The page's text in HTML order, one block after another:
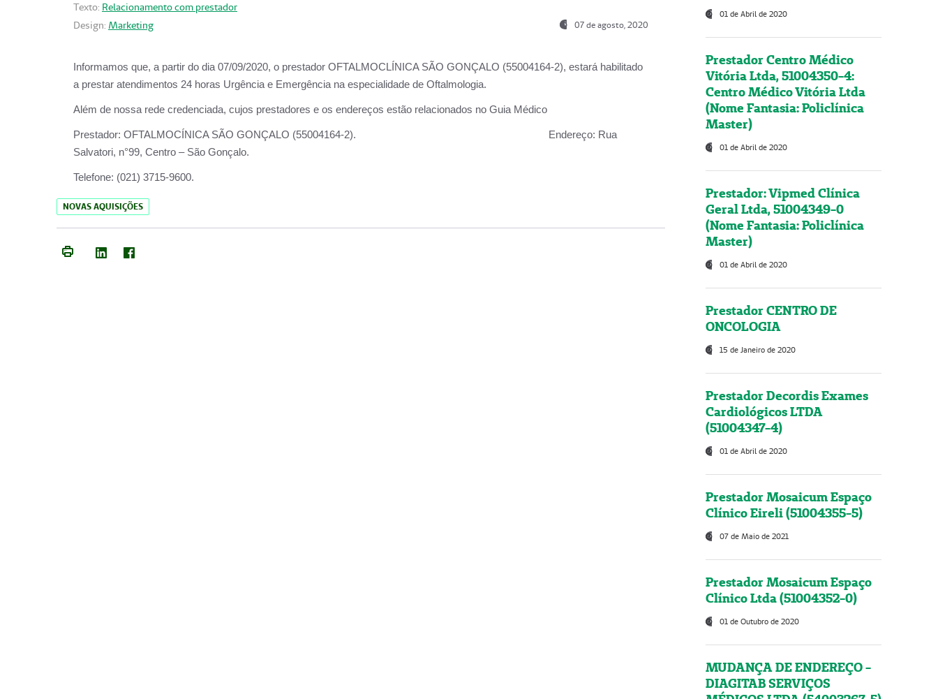
Texto: Relacionamento com prestador
Design: Marketing 07 de agosto, 2020
Informamos que, a partir do dia 07/09/2020, o prestador OFTALMOCLÍNICA SÃO GONÇALO (55004164-2), estará habilitado
a prestar atendimentos 24 horas Urgência e Emergência na especialidade de Oftalmologia.
Além de nossa rede credenciada, cujos prestadores e os endereços estão relacionados no Guia Médico
Prestador: OFTALMOCÍNICA SÃO GONÇALO (55004164-2). Endereço: Rua
Salvatori, n°99, Centro – São Gonçalo.
Telefone: (021) 3715-9600.
NOVAS AQUISIÇÕES
01 de Abril de 2020
Prestador Centro Médico
Vitória Ltda, 51004350-4:
Centro Médico Vitória Ltda
(Nome Fantasia: Policlínica
Master)
01 de Abril de 2020
Prestador: Vipmed Clínica
Geral Ltda, 51004349-0
(Nome Fantasia: Policlínica
Master)
01 de Abril de 2020
Prestador CENTRO DE
ONCOLOGIA
15 de Janeiro de 2020
Prestador Decordis Exames
Cardiológicos LTDA
(51004347-4)
01 de Abril de 2020
Prestador Mosaicum Espaço
Clínico Eireli (51004355-5)
07 de Maio de 2021
Prestador Mosaicum Espaço
Clínico Ltda (51004352-0)
01 de Outubro de 2020
MUDANÇA DE ENDEREÇO -
DIAGITAB SERVIÇOS